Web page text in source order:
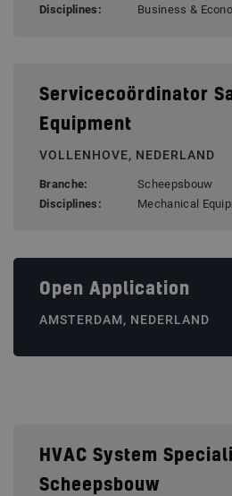
Disciplines:
Business &
Servicecoördinator
Equipment
VOLLENHOVE, NEDERLAND
Branche:
Scheepsbouw
Disciplines:
Mechanical
Open Application
AMSTERDAM, NEDERLAND
HVAC System
Scheepsbouw